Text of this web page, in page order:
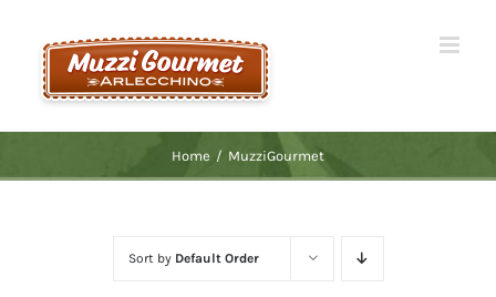
content
Home / MuzziGourmet
Sort by Default Order